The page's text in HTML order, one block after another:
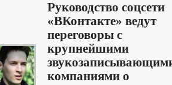
Руководство соцсети
«ВКонтакте» ведут
переговоры с
крупнейшими
компаниями о